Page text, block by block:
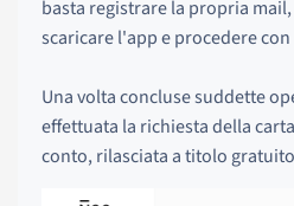
basta registrare la propria
scaricare l'app e procedere
Una volta concluse suddette
effettuata la richiesta della
conto, rilasciata a titolo